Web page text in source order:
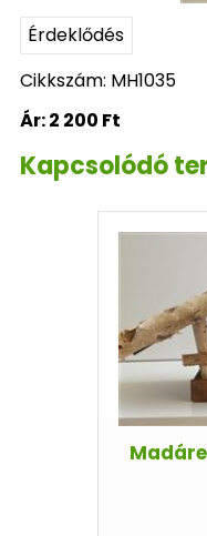
Érdeklődés
Cikkszám: MH1035
Ár:2 200 Ft
Kapcsolódó